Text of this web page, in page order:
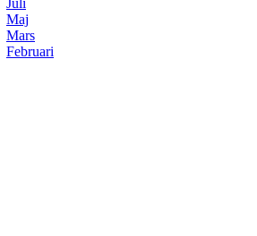
Juli
Maj
Mars
Februari